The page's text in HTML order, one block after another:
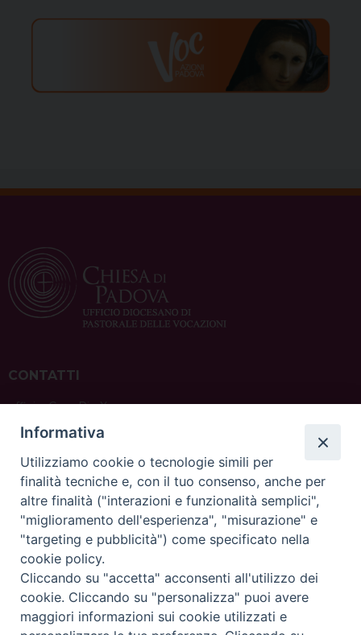
CONTATTI
ufficio: Casa Pio X
via Bonporti, 20 – 35141 Padova
tel: +39 351 619 2354
e mail:ufficiovocazionipadova@gmail.com
sede: Casa Sant'Andrea
via Valmarana, 20 – 35133 Padova
instagram:@casasantandreapadova
e mail:casasantandreapadova@gmail.com
Informativa
Utilizziamo cookie o tecnologie simili per
finalità tecniche e, con il tuo consenso, anche per
altre finalità ("interazioni e funzionalità semplici",
"miglioramento dell'esperienza", "misurazione" e
"targeting e pubblicità") come specificato nella
cookie policy.
Cliccando su "accetta" acconsenti all'utilizzo dei
cookie. Cliccando su "personalizza" puoi avere
maggiori informazioni sui cookie utilizzati e